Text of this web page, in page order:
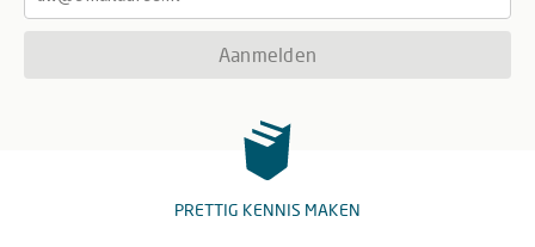
Aanmelden
PRETTIG KENNIS MAKEN